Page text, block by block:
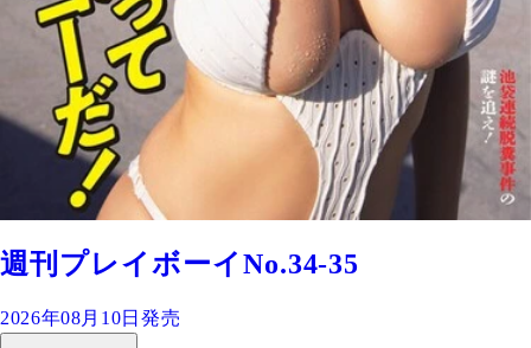
週刊プレイボーイNo.34-35
2026年08月10日発売